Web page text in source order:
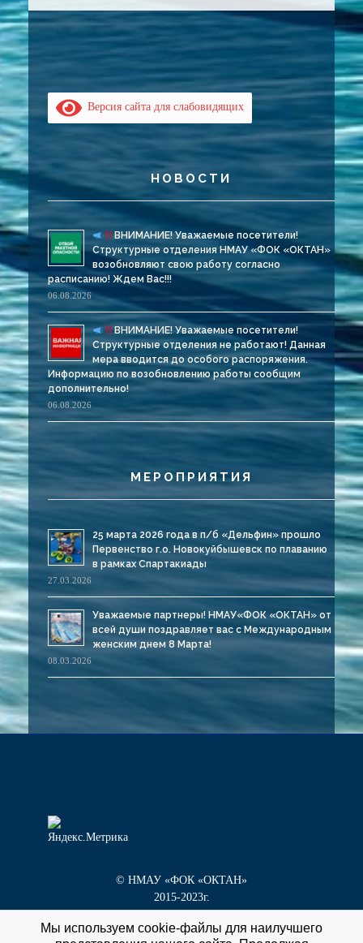
Версия сайта для слабовидящих
НОВОСТИ
ВНИМАНИЕ! Уважаемые посетители!
Структурные отделения НМАУ «ФОК «ОКТАН»
возобновляют свою работу согласно
расписанию! Ждем Вас!!!
06.08.2026
ВНИМАНИЕ! Уважаемые посетители!
Структурные отделения не работают! Данная
мера вводится до особого распоряжения.
Информацию по возобновлению работы сообщим
дополнительно!
06.08.2026
МЕРОПРИЯТИЯ
25 марта 2026 года в п/б «Дельфин» прошло
Первенство г.о. Новокуйбышевск по плаванию
в рамках Спартакиады
27.03.2026
Уважаемые партнеры! НМАУ«ФОК «ОКТАН» от
всей души поздравляет вас с Международным
женским днем 8 Марта!
08.03.2026
© НМАУ «ФОК «ОКТАН»
2015-2023г.
Мы используем cookie-файлы для наилучшего